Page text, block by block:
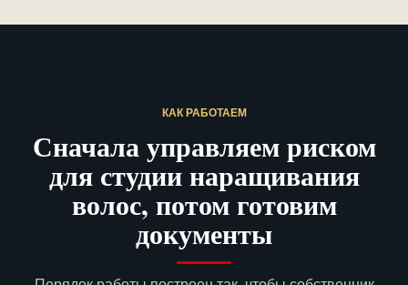
КАК РАБОТАЕМ
Сначала управляем риском
для студии наращивания
волос, потом готовим
документы